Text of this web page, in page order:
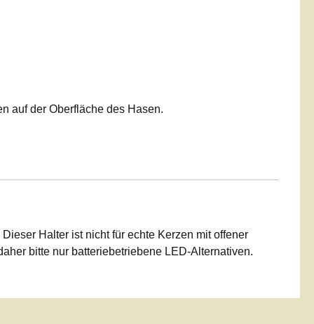
auf der Oberfläche des Hasen.
Dieser Halter ist nicht für echte Kerzen mit offener
bitte nur batteriebetriebene LED-Alternativen.